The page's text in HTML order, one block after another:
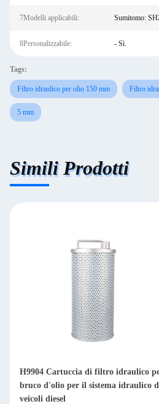
7Modelli applicabili: Sumitomo:
8Personalizzabile: - Sì.
Tags:
Filtro idraulico per olio 150 mm Filtro
5 mm
Simili Prodotti
H9904 Cartuccia di filtro idraulico
bruco d'olio per il sistema idraulico
veicoli diesel